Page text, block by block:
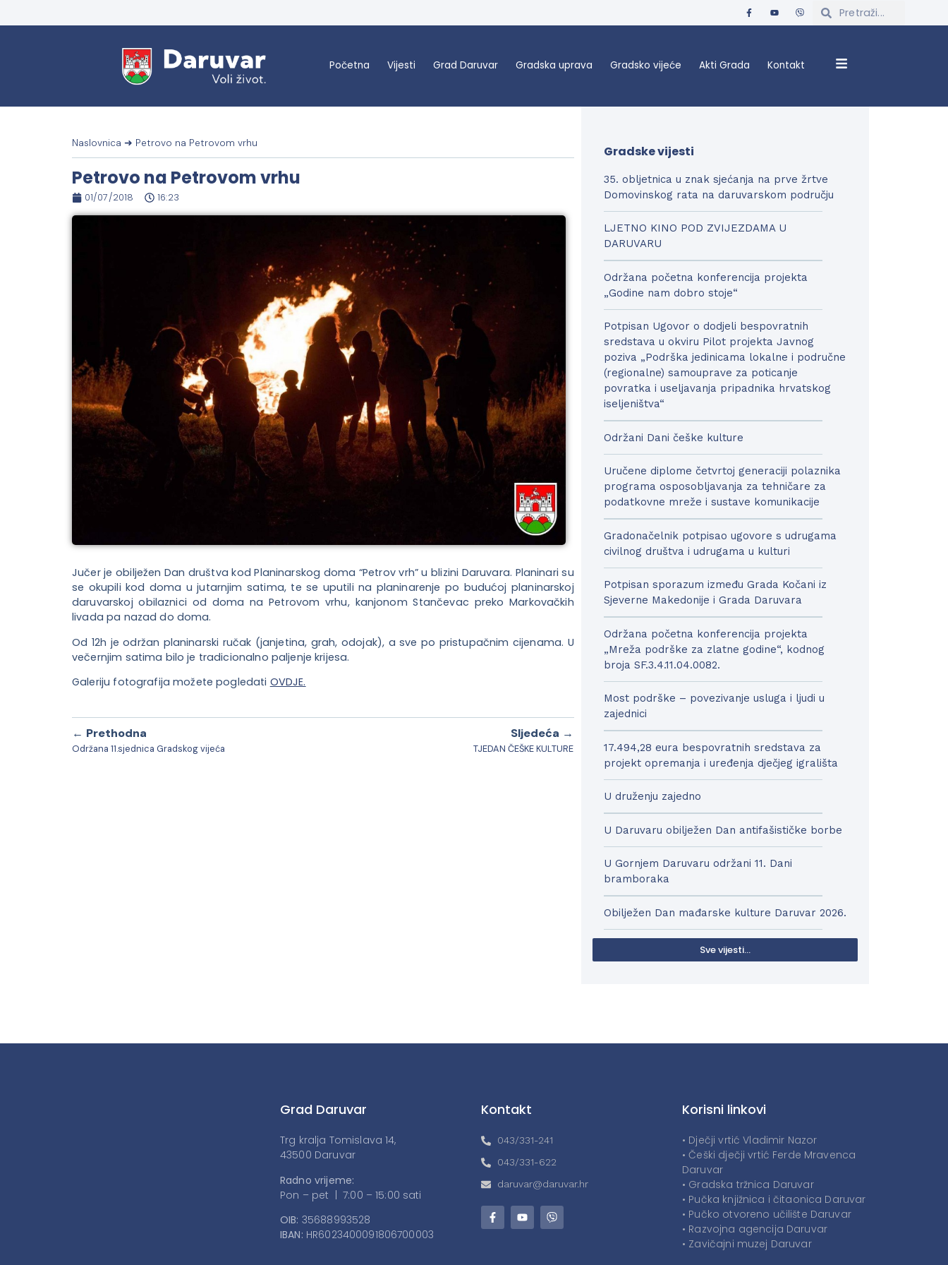
Početna Vijesti Grad Daruvar Gradska uprava Gradsko vijeće Akti Grada Kontakt
Naslovnica ➜ Petrovo na Petrovom vrhu
Petrovo na Petrovom vrhu
01/07/2018 16:23
Jučer je obilježen Dan društva kod Planinarskog doma “Petrov vrh” u blizini Daruvara. Planinari su
se okupili kod doma u jutarnjim satima, te se uputili na planinarenje po budućoj planinarskoj
daruvarskoj obilaznici od doma na Petrovom vrhu, kanjonom Stančevac preko Markovačkih
livada pa nazad do doma.
Od 12h je održan planinarski ručak (janjetina, grah, odojak), a sve po pristupačnim cijenama. U
večernjim satima bilo je tradicionalno paljenje krijesa.
Galeriju fotografija možete pogledati OVDJE.
← Prethodna
Održana 11.sjednica Gradskog vijeća
Sljedeća →
TJEDAN ČEŠKE KULTURE
Gradske vijesti
35. obljetnica u znak sjećanja na prve žrtve
Domovinskog rata na daruvarskom području
LJETNO KINO POD ZVIJEZDAMA U
DARUVARU
Održana početna konferencija projekta
„Godine nam dobro stoje“
Potpisan Ugovor o dodjeli bespovratnih
sredstava u okviru Pilot projekta Javnog
poziva „Podrška jedinicama lokalne i područne
(regionalne) samouprave za poticanje
povratka i useljavanja pripadnika hrvatskog
iseljeništva“
Održani Dani češke kulture
Uručene diplome četvrtoj generaciji polaznika
programa osposobljavanja za tehničare za
podatkovne mreže i sustave komunikacije
Gradonačelnik potpisao ugovore s udrugama
civilnog društva i udrugama u kulturi
Potpisan sporazum između Grada Kočani iz
Sjeverne Makedonije i Grada Daruvara
Održana početna konferencija projekta
„Mreža podrške za zlatne godine“, kodnog
broja SF.3.4.11.04.0082.
Most podrške – povezivanje usluga i ljudi u
zajednici
17.494,28 eura bespovratnih sredstava za
projekt opremanja i uređenja dječjeg igrališta
U druženju zajedno
U Daruvaru obilježen Dan antifašističke borbe
U Gornjem Daruvaru održani 11. Dani
bramboraka
Obilježen Dan mađarske kulture Daruvar 2026.
Sve vijesti...
Grad Daruvar
Trg kralja Tomislava 14,
43500 Daruvar
Radno vrijeme:
Pon – pet | 7:00 – 15:00 sati
OIB: 35688993528
IBAN: HR6023400091806700003
Kontakt
043/331-241
043/331-622
daruvar@daruvar.hr
Korisni linkovi
• Dječji vrtić Vladimir Nazor
• Češki dječji vrtić Ferde Mravenca
Daruvar
• Gradska tržnica Daruvar
• Pučka knjižnica i čitaonica Daruvar
• Pučko otvoreno učilište Daruvar
• Razvojna agencija Daruvar
• Zavičajni muzej Daruvar